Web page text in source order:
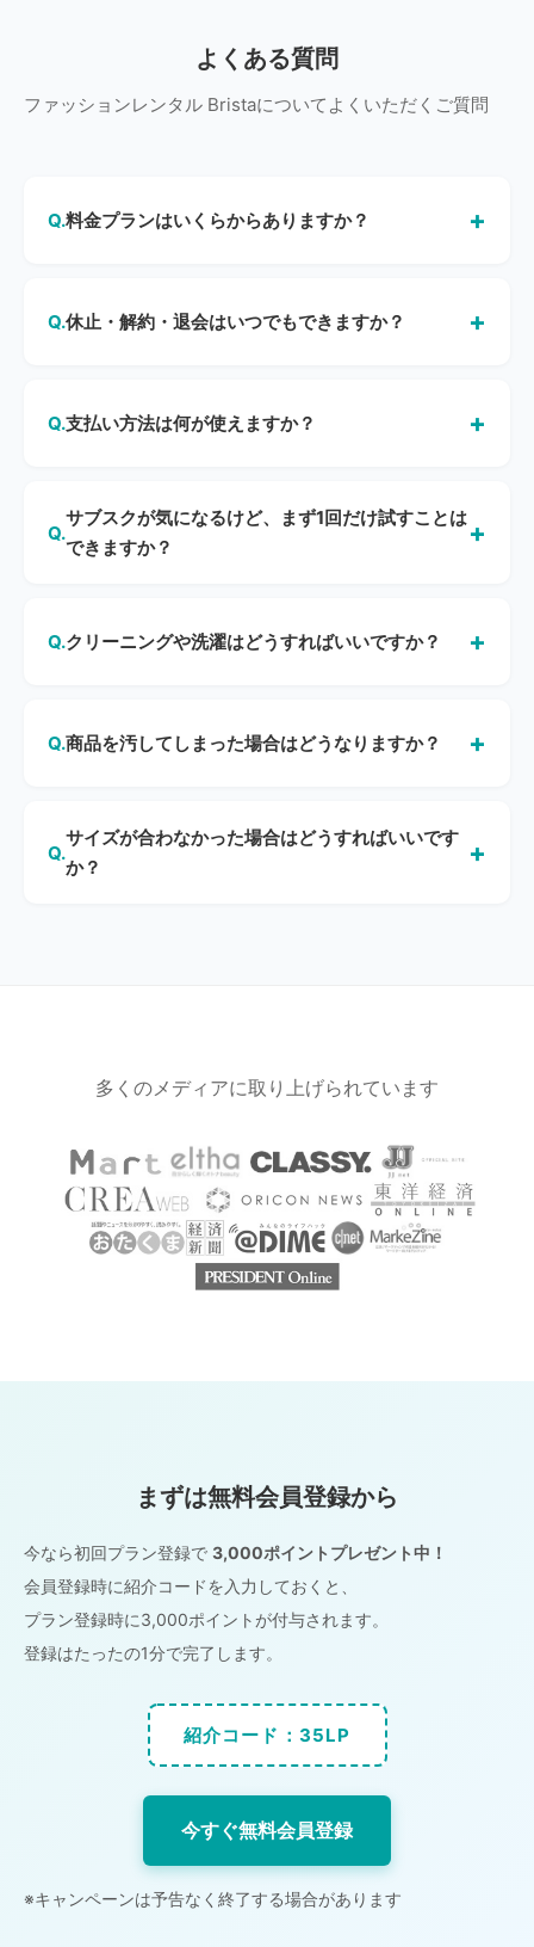
よくある質問
ファッションレンタル Bristaについてよくいただくご質問
料金プランはいくらからありますか？
す。毎月10,500ポイントが付与され、3,500ポイントのア
休止・解約・退会はいつでもできますか？
る場合を除く）。ただし解約するとポイントが失効してし
めします。
支払い方法は何が使えますか？
サブスクが気になるけど、まず1回だけ試すことは
できますか？
ックプラン）」としてご利用いただけます。月額料金は不
タル開始日は30日先まで予約可能です。なお、往復送料無
クリーニングや洗濯はどうすればいいですか？
ております。ご使用後はそのままご返却ください。返却後
商品を汚してしまった場合はどうなりますか？
はございません。シミ抜きの追加請求もありません。ただ
し、次回レンタルに支障が生じる著しい汚損・破損の場合
サイズが合わなかった場合はどうすればいいです
か？
多くのメディアに取り上げられています
まずは無料会員登録から
今なら初回プラン登録で 3,000ポイントプレゼント中！
会員登録時に紹介コードを入力しておくと、
プラン登録時に3,000ポイントが付与されます。
登録はたったの1分で完了します。
紹介コード：35LP
今すぐ無料会員登録
※キャンペーンは予告なく終了する場合があります